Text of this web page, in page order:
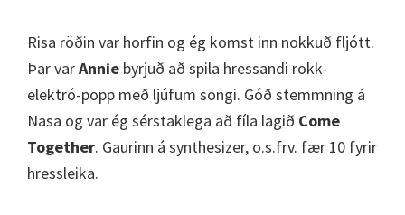
Risa röðin var horfin og ég komst inn nokkuð fljótt.
Þar varAnnie byrjuð að spila hressandi rokk-
elektró-popp með ljúfum söngi. Góð stemmning á
Nasa og var ég sérstaklega að fíla lagið Come
Together. Gaurinn á synthesizer, o.s.frv. fær 10 fyrir
hressleika.